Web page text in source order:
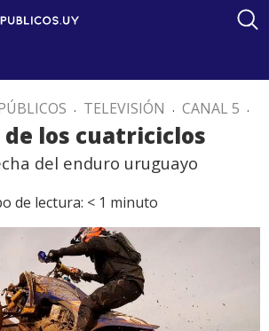
. TELEVISIÓN . CANAL 5 .
los cuatriciclos
del enduro uruguayo
de lectura: < 1 minuto